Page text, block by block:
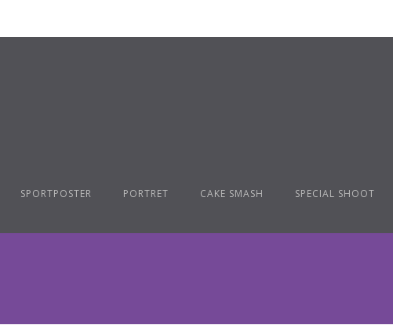
SPORTPOSTER PORTRET CAKE SMASH SPECIAL SHOOT